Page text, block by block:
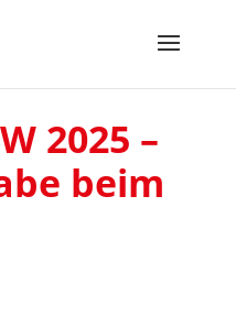
2025 –
beim